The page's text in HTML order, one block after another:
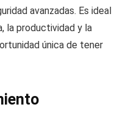
avanzadas. Es ideal
la productividad y la
única de tener